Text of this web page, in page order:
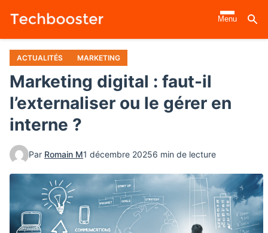
contenu
principal
Menu
ACTUALITÉS MARKETING
Marketing digital : faut-il
l’externaliser ou le gérer en
interne ?
Par Romain M1 décembre 20256 min de lecture